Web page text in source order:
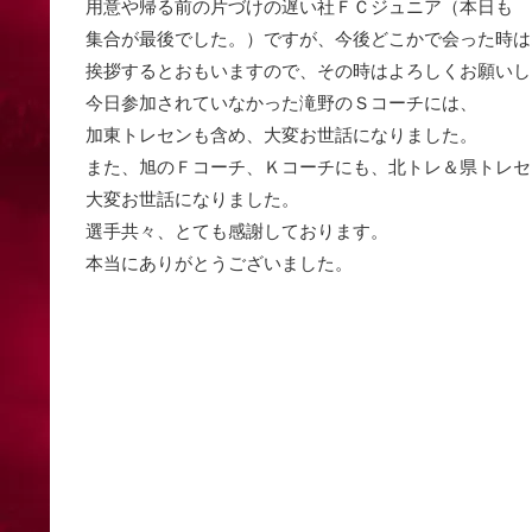
用意や帰る前の片づけの遅い社ＦＣジュニア（本日も
集合が最後でした。）ですが、今後どこかで会った時は
挨拶するとおもいますので、その時はよろしくお願いし
今日参加されていなかった滝野のＳコーチには、
加東トレセンも含め、大変お世話になりました。
また、旭のＦコーチ、Ｋコーチにも、北トレ＆県トレ
大変お世話になりました。
選手共々、とても感謝しております。
本当にありがとうございました。